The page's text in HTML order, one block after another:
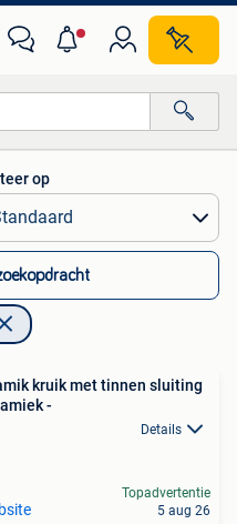
op
kruik met tinnen sluiting
-
Details
Topadvertentie
5 aug 26